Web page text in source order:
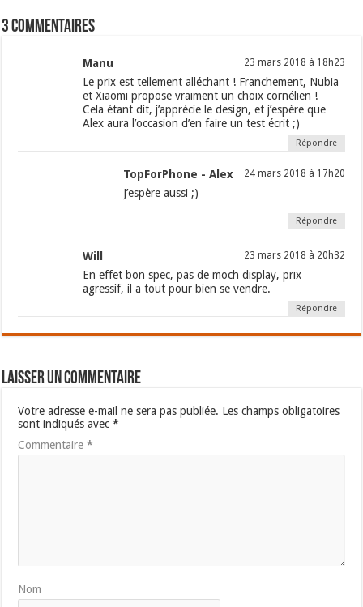
3 commentaires
Manu 23 mars 2018 à 18h23
Le prix est tellement alléchant ! Franchement, Nubia
et Xiaomi propose vraiment un choix cornélien !
Cela étant dit, j’apprécie le design, et j’espère que
Alex aura l’occasion d’en faire un test écrit ;)
Répondre
TopForPhone - Alex 24 mars 2018 à 17h20
J’espère aussi ;)
Répondre
Will 23 mars 2018 à 20h32
En effet bon spec, pas de moch display, prix
agressif, il a tout pour bien se vendre.
Répondre
Laisser un commentaire
Votre adresse e-mail ne sera pas publiée. Les champs obligatoires
sont indiqués avec*
Commentaire*
Nom